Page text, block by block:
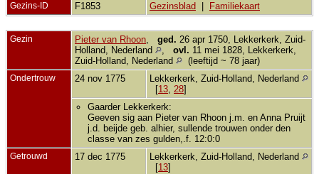
Gezins-ID F1853 Gezinsblad Familiekaart
Gezin Pieter van Rhoon, ged. 26 apr 1750, Lekkerkerk, Zuid-
Holland, Nederland
, ovl. 11 mei 1828, Lekkerkerk,
Zuid-Holland, Nederland
(leeftijd ~ 78 jaar)
Ondertrouw 24 nov 1775
Lekkerkerk, Zuid-Holland, Nederland
[13, 28]
Gaarder Lekkerkerk:
Geeven sig aan Pieter van Rhoon j.m. en Anna Pruijt
j.d. beijde geb. alhier, sullende trouwen onder den
classe van zes gulden,.f. 12:0:0
Getrouwd 17 dec 1775
Lekkerkerk, Zuid-Holland, Nederland
[13]